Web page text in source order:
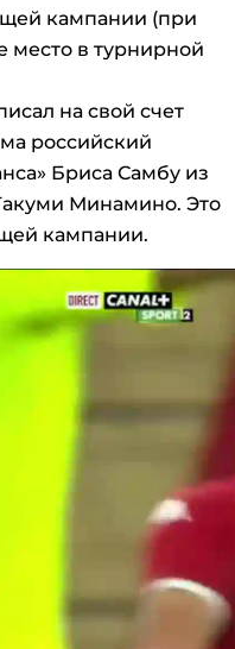
кампании (при
место в турнирной
на свой счет
российский
Бриса Самбу из
Минамино. Это
кампании.